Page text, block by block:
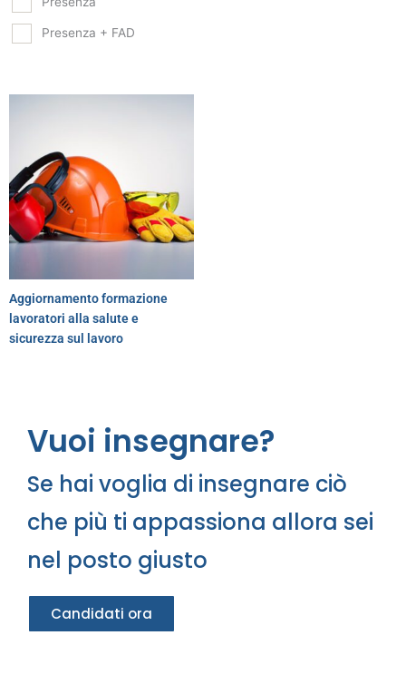
Presenza + FAD
Aggiornamento formazione
lavoratori alla salute e
sicurezza sul lavoro
Vuoi insegnare?
Se hai voglia di insegnare ciò
che più ti appassiona allora sei
nel posto giusto
Candidati ora